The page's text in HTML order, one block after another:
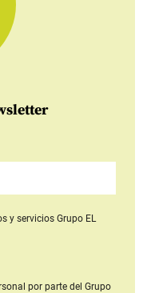
y serviciosGrupo EL
por parte del Grupo